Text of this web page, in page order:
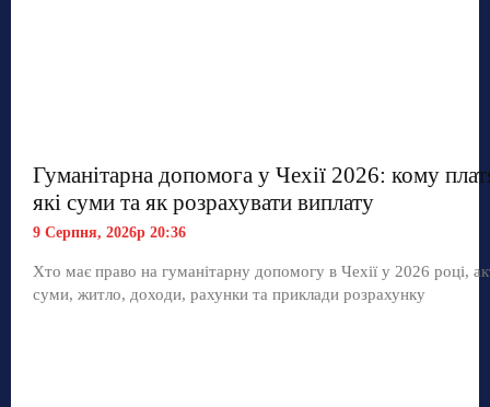
Гуманітарна допомога у Чехії 2026: кому
які суми та як розрахувати виплату
9 Серпня, 2026р 20:36
Хто має право на гуманітарну допомогу в Чехії у 2026 році,
суми, житло, доходи, рахунки та приклади розрахунку